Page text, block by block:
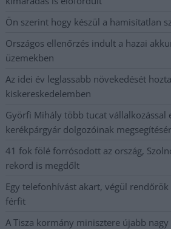
Ön szerint hogy készül a hamisítatlan
Országos ellenőrzés indult a hazai
üzemekben
Az idei év leglassabb növekedését
kiskereskedelemben
Györfi Mihály több tucat vállalkozással
kerékpárgyár dolgozóinak
41 fok fölé forrósodott az ország,
rekord is megdőlt
Egy telefonhívást akart, végül
férfit
A Tisza kormány minisztere újabb